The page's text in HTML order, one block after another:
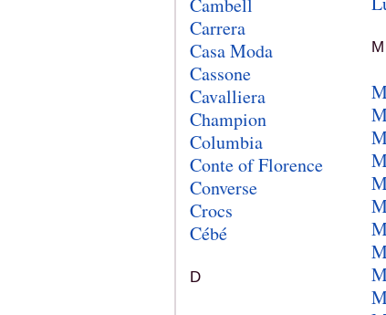
Cambell
Carrera
Casa Moda
Cassone
Cavalliera
Champion
Columbia
Conte of Florence
Converse
Crocs
Cébé
D
M